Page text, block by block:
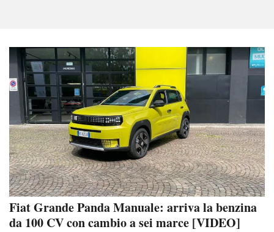
Fiat Grande Panda Manuale: arriva la benzina
da 100 CV con cambio a sei marce [VIDEO]